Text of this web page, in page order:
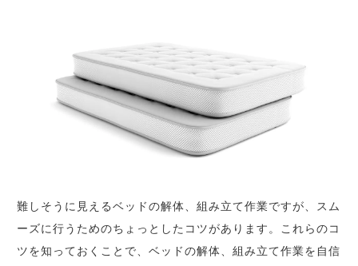
難しそうに見えるベッドの解体、組み立て作業ですが、スム
ーズに行うためのちょっとしたコツがあります。これらのコ
ツを知っておくことで、ベッドの解体、組み立て作業を自信